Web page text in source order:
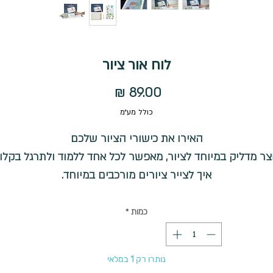
לוח אור ציור
כולל מע״מ
האירו את כישורי הציור שלכם
מדליק במיוחד לציור, מאפשר לכל אחד ללמוד ולתרגל
איך לצייר ציורים מורכבים במיוחד.
כל דבר אחר בקלות ובמהירות. הוא מורכב ממסך מואר שמסייע
לראות את הפרטים בצורה ברורה.
מניחים ספר עם ציור או כל דף עם ציור על גבי הלוח אור, מניחים
על הציור דף חלק והציור משתקף על הדף, כל שנשאר לעשות זה
כמות *
נותרו רק 1 במלאי